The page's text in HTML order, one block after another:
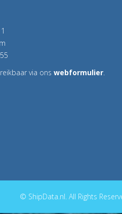
via ons webformulier.
© ShipData.nl. All Rights